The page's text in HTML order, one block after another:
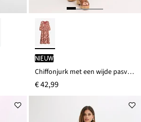
Nieuw
Chiffonjurk met een wijde pasvorm
€ 42,99